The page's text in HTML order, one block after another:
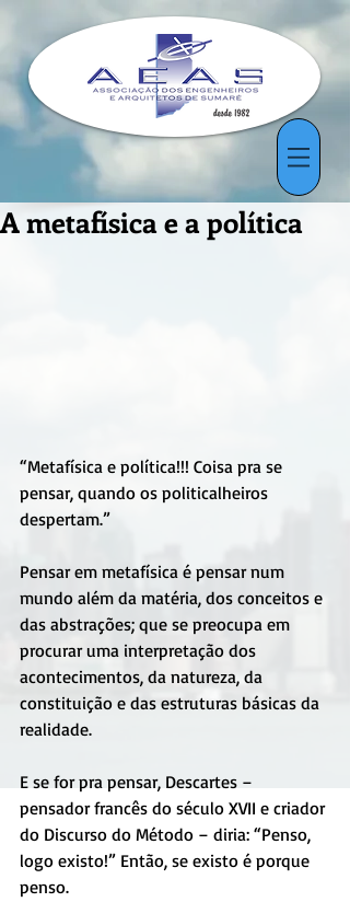
A metafísica e a política
“Metafísica e política!!! Coisa pra se
pensar, quando os politicalheiros
despertam.”
Pensar em metafísica é pensar num
mundo além da matéria, dos conceitos e
das abstrações; que se preocupa em
procurar uma interpretação dos
acontecimentos, da natureza, da
constituição e das estruturas básicas da
realidade.
E se for pra pensar, Descartes –
pensador francês do século XVII e criador
do Discurso do Método – diria: “Penso,
logo existo!” Então, se existo é porque
penso.